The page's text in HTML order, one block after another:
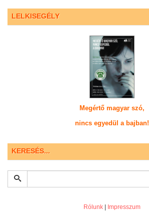
LELKISEGÉLY
Megértő magyar szó,
nincs egyedül a bajban!
KERESÉS...
Rólunk Impresszum